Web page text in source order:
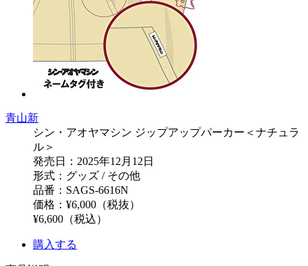
青山新
シン・アオヤマシン ジップアップパーカー＜ナチュラ
ル＞
発売日：2025年12月12日
形式：グッズ / その他
品番：SAGS-6616N
価格：¥6,000（税抜）
¥6,600（税込）
購入する